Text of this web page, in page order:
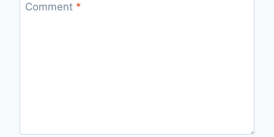
Comment *